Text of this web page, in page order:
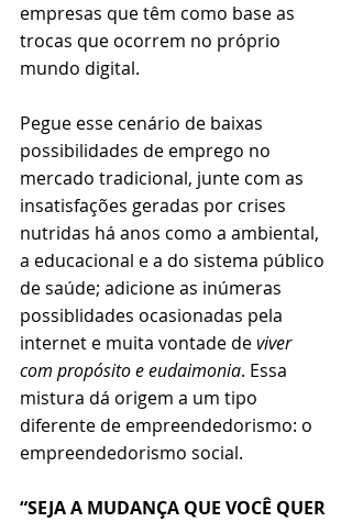
empresas que têm como base as
trocas que ocorrem no próprio
mundo digital.
Pegue esse cenário de baixas
possibilidades de emprego no
mercado tradicional, junte com as
insatisfações geradas por crises
nutridas há anos como a ambiental,
a educacional e a do sistema público
de saúde; adicione as inúmeras
possiblidades ocasionadas pela
internet e muita vontade de viver
com propósito e eudaimonia. Essa
mistura dá origem a um tipo
diferente de empreendedorismo: o
empreendedorismo social.
“SEJA A MUDANÇA QUE VOCÊ QUER